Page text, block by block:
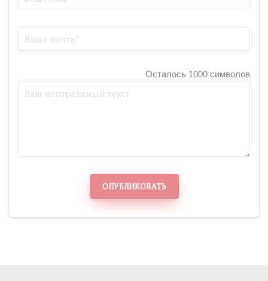
Осталось 1000 символов
ОПУБЛИКОВАТЬ